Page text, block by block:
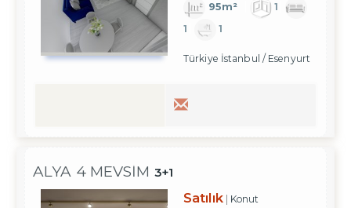
95m²
1
1
1
Türkiye İstanbul / Esenyurt
ALYA 4 MEVSIM 3+1
Satılık
Konut